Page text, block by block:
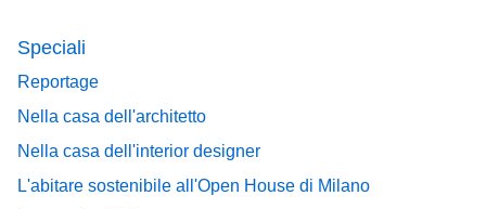
Speciali
Reportage
Nella casa dell'architetto
Nella casa dell'interior designer
L'abitare sostenibile all'Open House di Milano